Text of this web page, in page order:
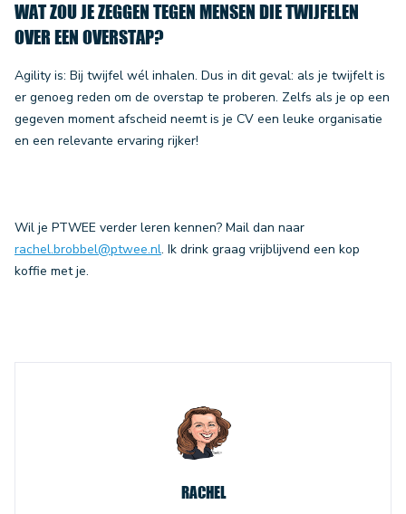
RACHEL
WAT ZOU JE ZEGGEN TEGEN MENSEN DIE TWIJFELEN
OVER EEN OVERSTAP?
Agility is: Bij twijfel wél inhalen. Dus in dit geval: als je twijfelt is
er genoeg reden om de overstap te proberen. Zelfs als je op een
gegeven moment afscheid neemt is je CV een leuke organisatie
en een relevante ervaring rijker!
Wil je PTWEE verder leren kennen? Mail dan naar
rachel.brobbel@ptwee.nl. Ik drink graag vrijblijvend een kop
koffie met je.